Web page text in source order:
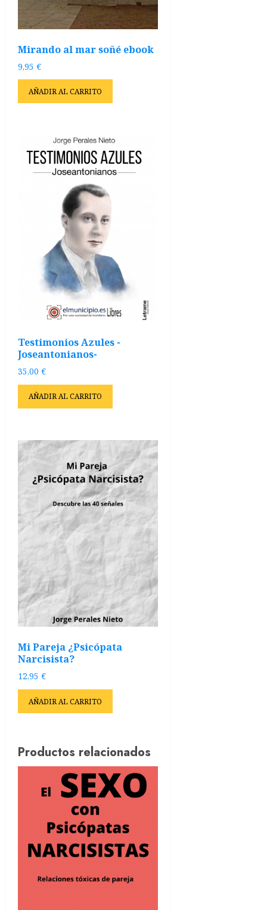
Mirando al mar soñé ebook
9,95 €
AÑADIR AL CARRITO
Testimonios Azules -
Joseantonianos-
35,00 €
AÑADIR AL CARRITO
Mi Pareja ¿Psicópata
Narcisista?
12,95 €
AÑADIR AL CARRITO
Productos relacionados